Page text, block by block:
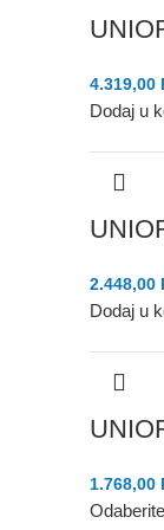
4.319,00
Dodaj u
2.448,00
Dodaj u
1.768,00